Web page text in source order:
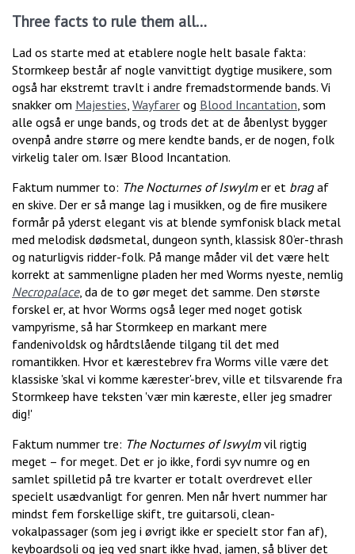
Three facts to rule them all…
Lad os starte med at etablere nogle helt basale fakta:
Stormkeep består af nogle vanvittigt dygtige musikere, som
også har ekstremt travlt i andre fremadstormende bands. Vi
snakker om Majesties, Wayfarer og Blood Incantation, som
alle også er unge bands, og trods det at de åbenlyst bygger
ovenpå andre større og mere kendte bands, er de nogen, folk
virkelig taler om. Især Blood Incantation.
Faktum nummer to: The Nocturnes of Iswylmer et bragaf
en skive. Der er så mange lag i musikken, og de fire musikere
formår på yderst elegant vis at blende symfonisk black metal
med melodisk dødsmetal, dungeon synth, klassisk 80’er-thrash
og naturligvis ridder-folk. På mange måder vil det være helt
korrekt at sammenligne pladen her med Worms nyeste, nemlig
Necropalace, da de to gør meget det samme. Den største
forskel er, at hvor Worms også leger med noget gotisk
vampyrisme, så har Stormkeep en markant mere
fandenivoldsk og hårdtslående tilgang til det med
romantikken. Hvor et kærestebrev fra Worms ville være det
klassiske 'skal vi komme kærester'-brev, ville et tilsvarende fra
Stormkeep have teksten 'vær min kæreste, eller jeg smadrer
dig!'
Faktum nummer tre: The Nocturnes of Iswylmvil rigtig
meget – for meget. Det er jo ikke, fordi syv numre og en
samlet spilletid på tre kvarter er totalt overdrevet eller
specielt usædvanligt for genren. Men når hvert nummer har
mindst fem forskellige skift, tre guitarsoli, clean-
vokalpassager (som jeg i øvrigt ikke er specielt stor fan af),
keyboardsoli og jeg ved snart ikke hvad, jamen, så bliver det